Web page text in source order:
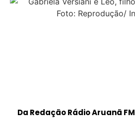
Da Redação Rádio Aruanã FM